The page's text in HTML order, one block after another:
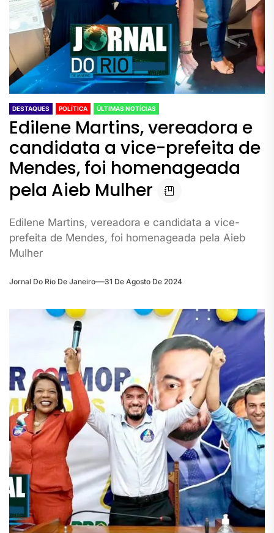
DESTAQUES POLÍTICA ÚLTIMAS NOTÍCIAS
Edilene Martins, vereadora e
candidata a vice-prefeita de
Mendes, foi homenageada
pela Aieb Mulher
Edilene Martins, vereadora e candidata a vice-
prefeita de Mendes, foi homenageada pela Aieb
Mulher
Jornal Do Rio De Janeiro 31 De Agosto De 2024